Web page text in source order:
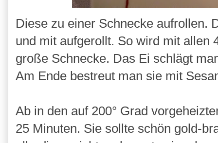
Diese zu einer Schnecke aufrollen.
und mit aufgerollt. So wird mit allen
große Schnecke. Das Ei schlägt
Am Ende bestreut man sie mit
Ab in den auf 200° Grad
25 Minuten. Sie sollte schön gold-